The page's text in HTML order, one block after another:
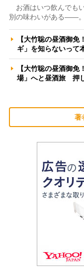
お酒はいつ飲んでも
別の味わいがある――
【大竹聡の昼酒御
ギ」を知らないっ
【大竹聡の昼酒御
場」へと昼酒旅 押
著